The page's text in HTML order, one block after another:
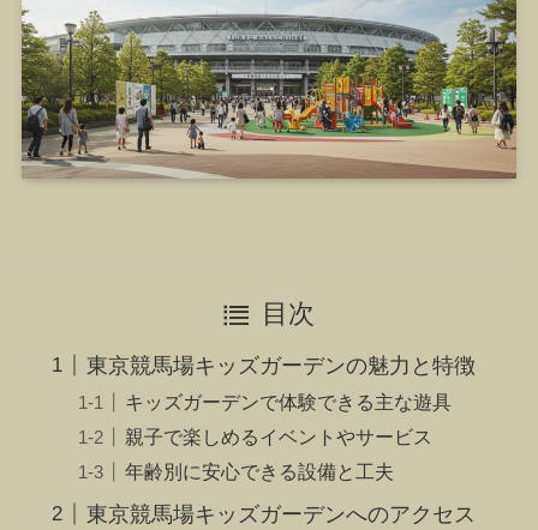
目次
東京競馬場キッズガーデンの魅力と特徴
キッズガーデンで体験できる主な遊具
親子で楽しめるイベントやサービス
年齢別に安心できる設備と工夫
東京競馬場キッズガーデンへのアクセス